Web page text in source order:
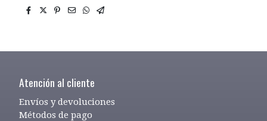
Atención al cliente
Envíos y devoluciones
Métodos de pago